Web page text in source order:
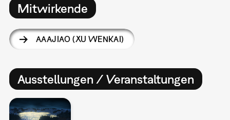
Mitwirkende
AAAJIAO (XU WENKAI)
Ausstellungen / Veranstaltungen